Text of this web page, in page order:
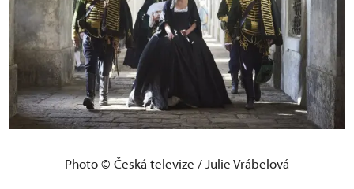
Photo © Česká televize / Julie Vrábelová